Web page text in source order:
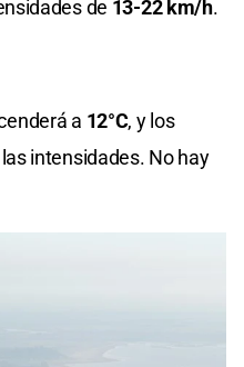
de 13-22 km/h.
a 12°C, y los
intensidades. No hay